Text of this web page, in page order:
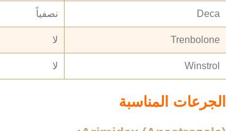
Deca نصفياً
Trenbolone لا
Winstrol لا
الجرعات المناسبة